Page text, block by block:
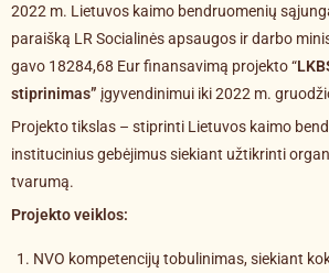
2022 m. Lietuvos kaimo bendruomenių
paraišką LR Socialinės apsaugos ir darbo
gavo 18284,68 Eur finansavimą projekto “
stiprinimas” įgyvendinimui iki 2022 m.
Projekto tikslas – stiprinti Lietuvos kaimo
institucinius gebėjimus siekiant užtikrinti
tvarumą.
Projekto veiklos:
NVO kompetencijų tobulinimas, siekiant